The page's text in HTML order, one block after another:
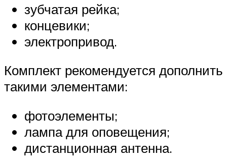
зубчатая рейка;
концевики;
электропривод.
Комплект рекомендуется дополнить
такими элементами:
фотоэлементы;
лампа для оповещения;
дистанционная антенна.